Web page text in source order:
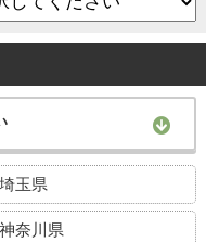
埼玉県
神奈川県